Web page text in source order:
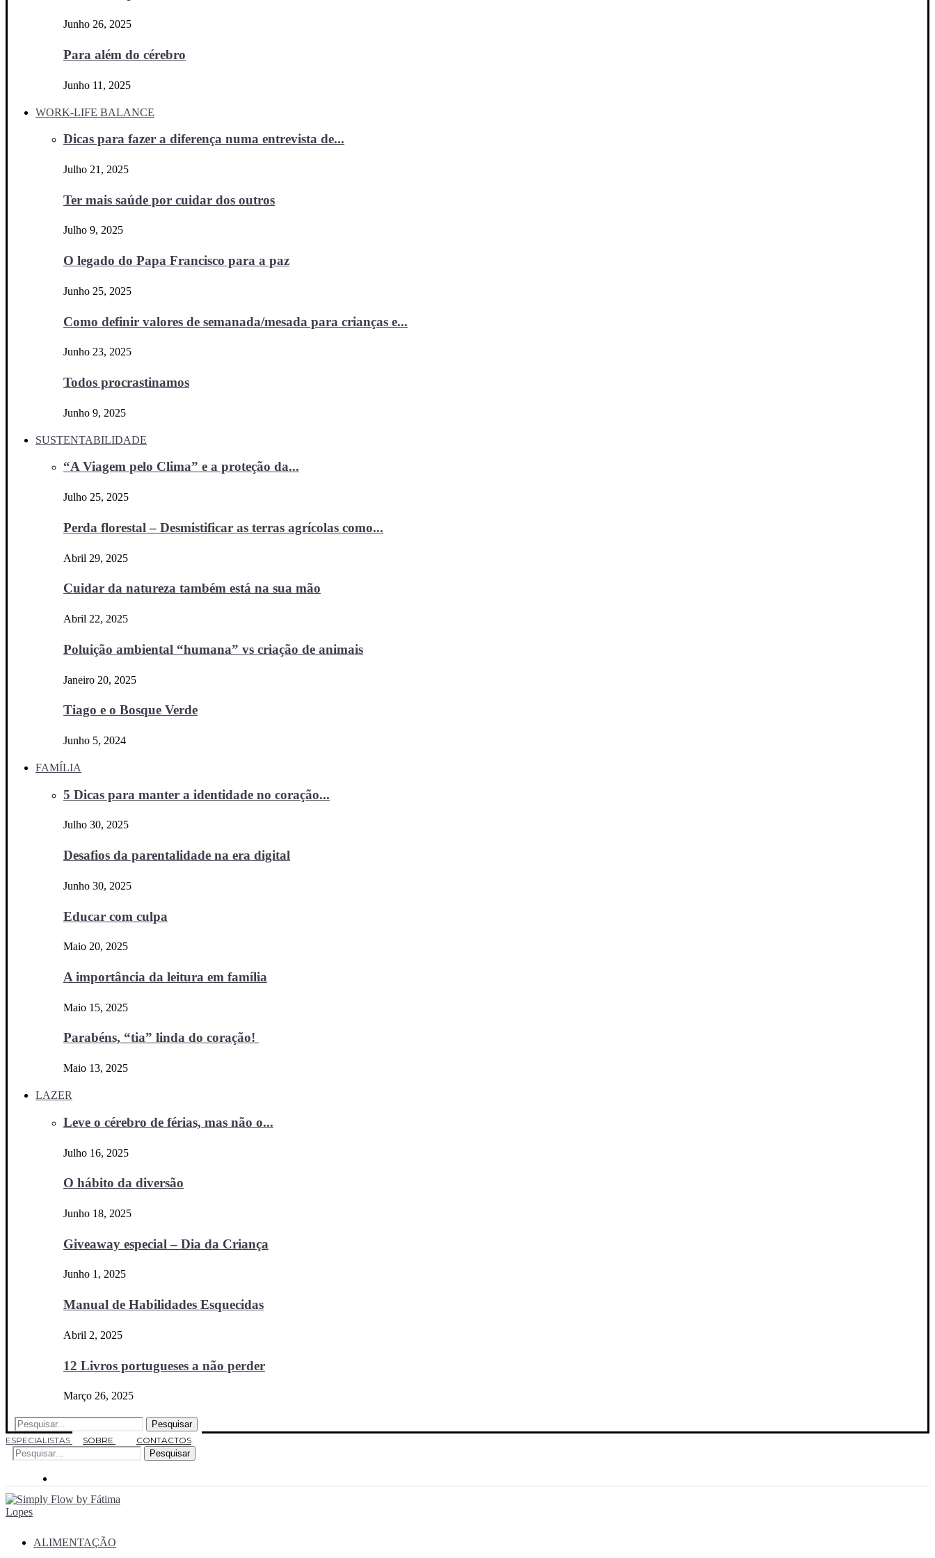
Junho 26, 2025
Para além do cérebro
Junho 11, 2025
WORK-LIFE BALANCE
Dicas para fazer a diferença numa entrevista de...
Julho 21, 2025
Ter mais saúde por cuidar dos outros
Julho 9, 2025
O legado do Papa Francisco para a paz
Junho 25, 2025
Como definir valores de semanada/mesada para crianças e...
Junho 23, 2025
Todos procrastinamos
Junho 9, 2025
SUSTENTABILIDADE
“A Viagem pelo Clima” e a proteção da...
Julho 25, 2025
Perda florestal – Desmistificar as terras agrícolas como...
Abril 29, 2025
Cuidar da natureza também está na sua mão
Abril 22, 2025
Poluição ambiental “humana” vs criação de animais
Janeiro 20, 2025
Tiago e o Bosque Verde
Junho 5, 2024
FAMÍLIA
5 Dicas para manter a identidade no coração...
Julho 30, 2025
Desafios da parentalidade na era digital
Junho 30, 2025
Educar com culpa
Maio 20, 2025
A importância da leitura em família
Maio 15, 2025
Parabéns, “tia” linda do coração!
Maio 13, 2025
LAZER
Leve o cérebro de férias, mas não o...
Julho 16, 2025
O hábito da diversão
Junho 18, 2025
Giveaway especial – Dia da Criança
Junho 1, 2025
Manual de Habilidades Esquecidas
Abril 2, 2025
12 Livros portugueses a não perder
Março 26, 2025
Pesquisar
ESPECIALISTAS
SOBRE
CONTACTOS
Pesquisar
ALIMENTAÇÃO